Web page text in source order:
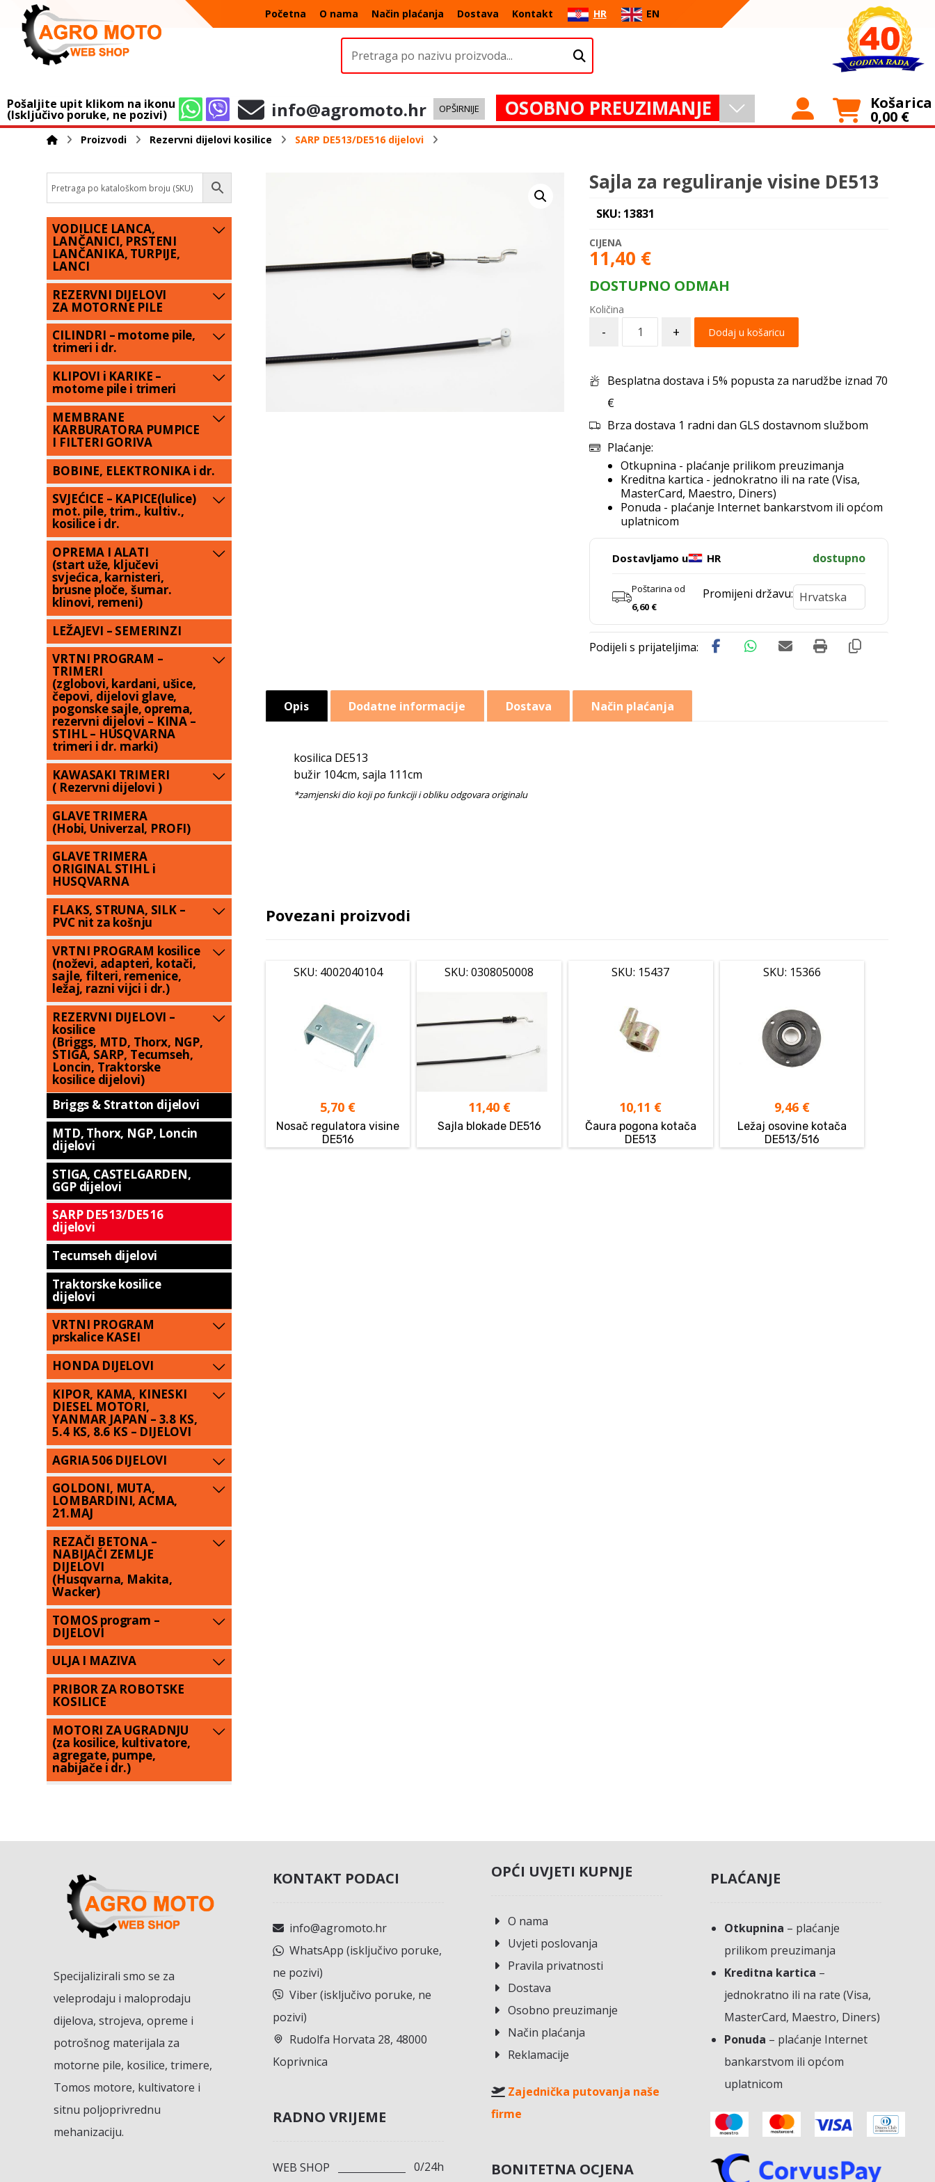
Početna O nama Način plaćanja Dostava Kontakt HR EN
Pošaljite upit klikom na ikonu
(Isključivo poruke, ne pozivi) info@agromoto.hr OPŠIRNIJE OSOBNO PREUZIMANJE Košarica
0,00 €
Proizvodi Rezervni dijelovi kosilice SARP DE513/DE516 dijelovi
Sajla za reguliranje visine DE513
SKU: 13831
11,40 €
DOSTUPNO ODMAH
- + Dodaj u košaricu
Besplatna dostava i 5% popusta za narudžbe iznad 70
€
Brza dostava 1 radni dan GLS dostavnom službom
Plaćanje:
Otkupnina - plaćanje prilikom preuzimanja
Kreditna kartica - jednokratno ili na rate (Visa,
MasterCard, Maestro, Diners)
Ponuda - plaćanje Internet bankarstvom ili općom
uplatnicom
Dostavljamo u HR dostupno
Poštarina od
6,60 €
Promijeni državu:
Opis Dodatne informacije Dostava Način plaćanja
kosilica DE513
bužir 104cm, sajla 111cm
Povezani proizvodi
SKU: 4002040104
5,70 €
Nosač regulatora visine
DE516
SKU: 0308050008
11,40 €
Sajla blokade DE516
SKU: 15437
10,11 €
Čaura pogona kotača
DE513
SKU: 15366
9,46 €
Ležaj osovine kotača
DE513/516
VODILICE LANCA,
LANČANICI, PRSTENI
LANČANIKA, TURPIJE,
LANCI
REZERVNI DIJELOVI
ZA MOTORNE PILE
CILINDRI – motorne pile,
trimeri i dr.
KLIPOVI i KARIKE –
motorne pile i trimeri
MEMBRANE
KARBURATORA PUMPICE
I FILTERI GORIVA
BOBINE, ELEKTRONIKA i dr.
SVJEĆICE – KAPICE(lulice)
mot. pile, trim., kultiv.,
kosilice i dr.
OPREMA I ALATI
(start uže, ključevi
svjećica, karnisteri,
brusne ploče, šumar.
klinovi, remeni)
LEŽAJEVI – SEMERINZI
VRTNI PROGRAM –
TRIMERI
(zglobovi, kardani, ušice,
čepovi, dijelovi glave,
pogonske sajle, oprema,
rezervni dijelovi – KINA –
STIHL – HUSQVARNA
trimeri i dr. marki)
KAWASAKI TRIMERI
( Rezervni dijelovi )
GLAVE TRIMERA
(Hobi, Univerzal, PROFI)
GLAVE TRIMERA
ORIGINAL STIHL i
HUSQVARNA
FLAKS, STRUNA, SILK –
PVC nit za košnju
VRTNI PROGRAM kosilice
(noževi, adapteri, kotači,
sajle, filteri, remenice,
ležaj, razni vijci i dr.)
REZERVNI DIJELOVI –
kosilice
(Briggs, MTD, Thorx, NGP,
STIGA, SARP, Tecumseh,
Loncin, Traktorske
kosilice dijelovi)
Briggs & Stratton dijelovi
MTD, Thorx, NGP, Loncin
dijelovi
STIGA, CASTELGARDEN,
GGP dijelovi
SARP DE513/DE516
dijelovi
Tecumseh dijelovi
Traktorske kosilice
dijelovi
VRTNI PROGRAM
prskalice KASEI
HONDA DIJELOVI
KIPOR, KAMA, KINESKI
DIESEL MOTORI,
YANMAR JAPAN – 3.8 KS,
5.4 KS, 8.6 KS – DIJELOVI
AGRIA 506 DIJELOVI
GOLDONI, MUTA,
LOMBARDINI, ACMA,
21.MAJ
REZAČI BETONA –
NABIJAČI ZEMLJE
DIJELOVI
(Husqvarna, Makita,
Wacker)
TOMOS program –
DIJELOVI
ULJA I MAZIVA
PRIBOR ZA ROBOTSKE
KOSILICE
MOTORI ZA UGRADNJU
(za kosilice, kultivatore,
agregate, pumpe,
nabijače i dr.)
Specijalizirali smo se za
veleprodaju i maloprodaju
dijelova, strojeva, opreme i
potrošnog materijala za
motorne pile, kosilice, trimere,
Tomos motore, kultivatore i
sitnu poljoprivrednu
mehanizaciju.
KONTAKT PODACI
info@agromoto.hr
WhatsApp (isključivo poruke,
ne pozivi)
Viber (isključivo poruke, ne
pozivi)
Rudolfa Horvata 28, 48000
Koprivnica
RADNO VRIJEME
WEB SHOP 0/24h
OPĆI UVJETI KUPNJE
O nama
Uvjeti poslovanja
Pravila privatnosti
Dostava
Osobno preuzimanje
Način plaćanja
Reklamacije
Zajednička putovanja naše
firme
BONITETNA OCJENA
PLAĆANJE
Otkupnina – plaćanje
prilikom preuzimanja
Kreditna kartica –
jednokratno ili na rate (Visa,
MasterCard, Maestro, Diners)
Ponuda – plaćanje Internet
bankarstvom ili općom
uplatnicom